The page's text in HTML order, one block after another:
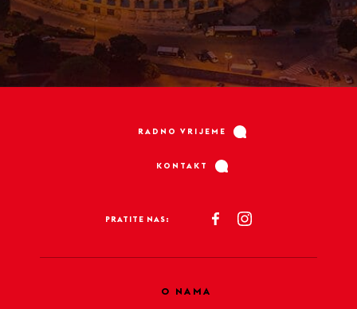
RADNO VRIJEME
KONTAKT
PRATITE NAS:
O NAMA